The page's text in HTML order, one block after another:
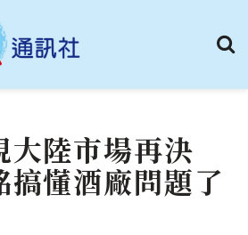
大陸市場再決
搞懂酒廠問題了